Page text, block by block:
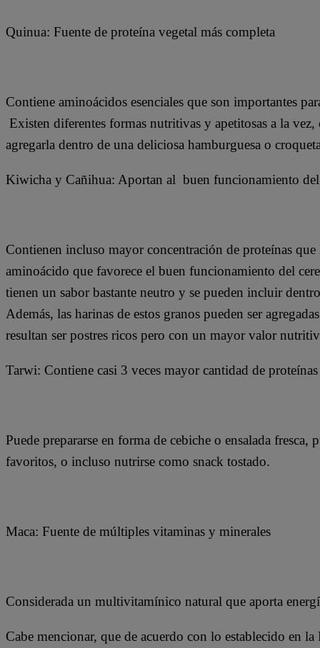
Quinua: Fuente de proteína vegetal más completa
Contiene aminoácidos esenciales que son importantes
Existen diferentes formas nutritivas y apetitosas a la
agregarla dentro de una deliciosa hamburguesa o
Kiwicha y Cañihua: Aportan al buen funcionamiento del
Contienen incluso mayor concentración de proteínas
aminoácido que favorece el buen funcionamiento del
tienen un sabor bastante neutro y se pueden incluir
Además, las harinas de estos granos pueden ser
resultan ser postres ricos pero con un mayor valor
Tarwi: Contiene casi 3 veces mayor cantidad de
Puede prepararse en forma de cebiche o ensalada fresca,
favoritos, o incluso nutrirse como snack tostado.
Maca: Fuente de múltiples vitaminas y minerales
Considerada un multivitamínico natural que aporta
Cabe mencionar, que de acuerdo con lo establecido en